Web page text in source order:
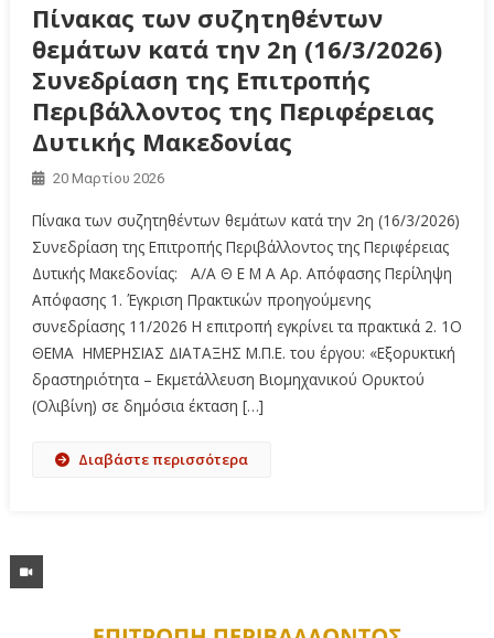
Πίνακας των συζητηθέντων
θεμάτων κατά την 2η (16/3/2026)
Συνεδρίαση της Επιτροπής
Περιβάλλοντος της Περιφέρειας
Δυτικής Μακεδονίας
20 Μαρτίου 2026
Πίνακα των συζητηθέντων θεμάτων κατά την 2η (16/3/2026)
Συνεδρίαση της Επιτροπής Περιβάλλοντος της Περιφέρειας
Δυτικής Μακεδονίας: A/A Θ Ε Μ Α Αρ. Απόφασης Περίληψη
Απόφασης 1. Έγκριση Πρακτικών προηγούμενης
συνεδρίασης 11/2026 Η επιτροπή εγκρίνει τα πρακτικά 2. 1Ο
ΘΕΜΑ ΗΜΕΡΗΣΙΑΣ ΔΙΑΤΑΞΗΣ Μ.Π.Ε. του έργου: «Εξορυκτική
δραστηριότητα – Εκμετάλλευση Βιομηχανικού Ορυκτού
(Ολιβίνη) σε δημόσια έκταση […]
Διαβάστε περισσότερα